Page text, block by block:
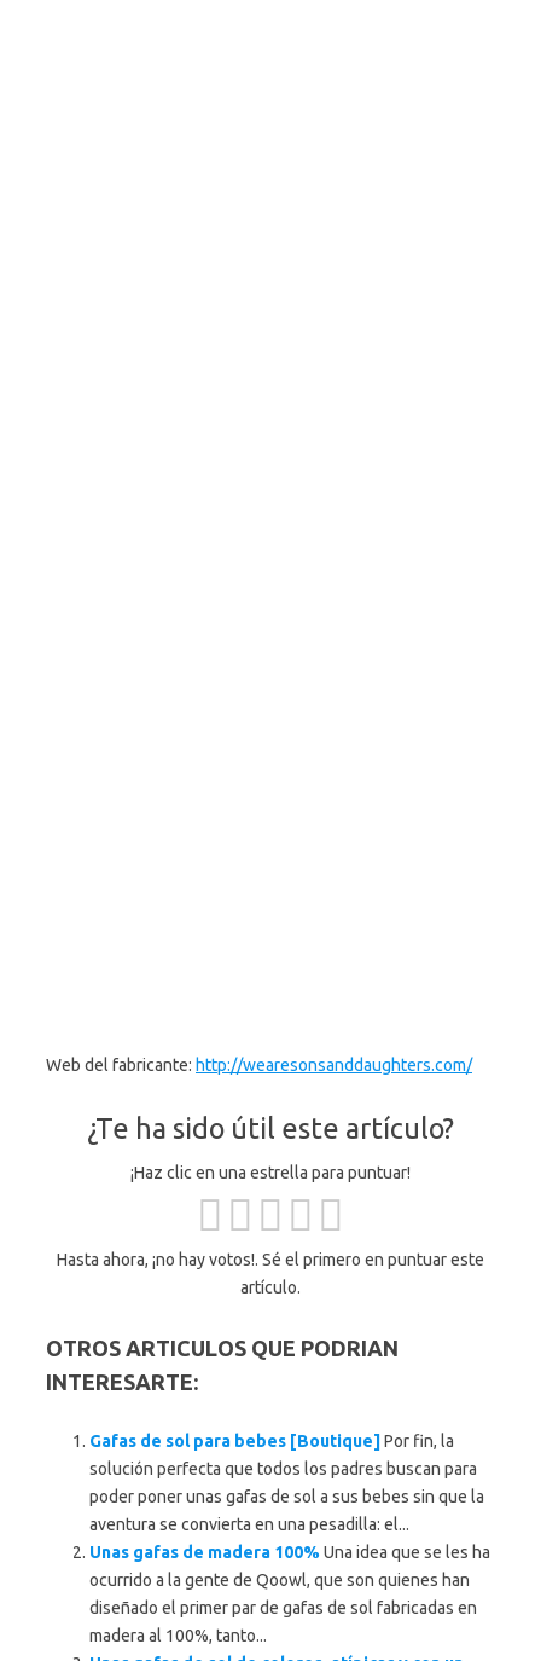
Web del fabricante: http://wearesonsanddaughters.com/
¿Te ha sido útil este artículo?
¡Haz clic en una estrella para puntuar!
Hasta ahora, ¡no hay votos!. Sé el primero en puntuar este
artículo.
OTROS ARTICULOS QUE PODRIAN
INTERESARTE:
Gafas de sol para bebes [Boutique] Por fin, la
solución perfecta que todos los padres buscan para
poder poner unas gafas de sol a sus bebes sin que la
aventura se convierta en una pesadilla: el...
Unas gafas de madera 100% Una idea que se les ha
ocurrido a la gente de Qoowl, que son quienes han
diseñado el primer par de gafas de sol fabricadas en
madera al 100%, tanto...